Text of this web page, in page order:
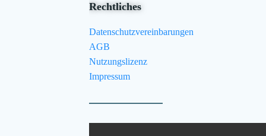
Rechtliches
Datenschutzvereinbarungen
AGB
Nutzungslizenz
Impressum